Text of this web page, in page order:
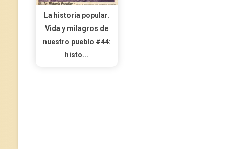
La historia popular.
Vida y milagros de
nuestro pueblo #44:
histo...